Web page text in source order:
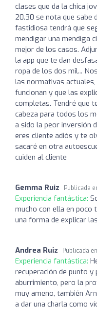
clases que da la chica
20.30 se nota que sabe
fastidiosa tendrá que
mendigar una mendiga
mejor de los casos.
la app que te dan
ropa de los dos mil...
las normativas
funcionan y que las
completas. Tendré que
cabeza para todos los
a sido la peor inversión
eres cliente adiós y te
sacaré en otra
cuiden al cliente
Gemma Ruiz Publicada
Experiencia fantástica:
mucho con ella en poco
una forma de explicar
Andrea Ruiz Publicada en
Experiencia fantástica:
recuperación de punto y
aburrimiento, pero la
muy ameno, también
a dar una charla como